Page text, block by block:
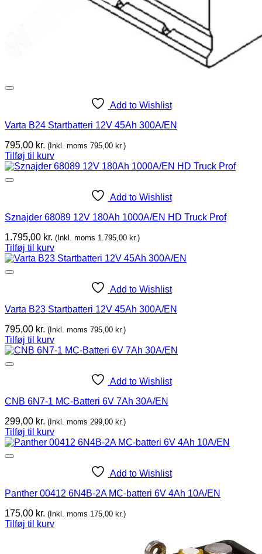
Add to Wishlist
Varta B24 Startbatteri 12V 45Ah 300A/EN
795,00 kr. (Inkl. moms 795,00 kr.)
Tilføj til kurv
Add to Wishlist
Sznajder 68089 12V 180Ah 1000A/EN HD Truck Prof
1.795,00 kr. (Inkl. moms 1.795,00 kr.)
Tilføj til kurv
Add to Wishlist
Varta B23 Startbatteri 12V 45Ah 300A/EN
795,00 kr. (Inkl. moms 795,00 kr.)
Tilføj til kurv
Add to Wishlist
CNB 6N7-1 MC-Batteri 6V 7Ah 30A/EN
299,00 kr. (Inkl. moms 299,00 kr.)
Tilføj til kurv
Add to Wishlist
Panther 00412 6N4B-2A MC-batteri 6V 4Ah 10A/EN
175,00 kr. (Inkl. moms 175,00 kr.)
Tilføj til kurv